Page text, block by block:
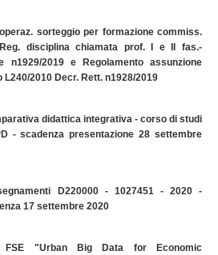
sorteggio per formazione commiss.
disciplina chiamata prof. I e II fas.-
n1929/2019 e Regolamento assunzione
2010 Decr. Rett. n1928/2019
didattica integrativa - corso di studi
- scadenza presentazione 28 settembre
D220000 - 1027451 - 2020 -
17 settembre 2020
FSE "Urban Big Data for Economic